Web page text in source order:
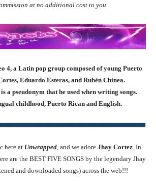
at no additional cost to you.
4, a Latin pop group composed of young Puerto
Eduardo Esteras, and Rubén Chinea.
a pseudonym that he used when writing songs.
childhood, Puerto Rican and English.
here at Unwrapped, and we adore Jhay Cortez. In
are the BEST FIVE SONGS by the legendary Jhay
and downloaded songs) across the web!!!